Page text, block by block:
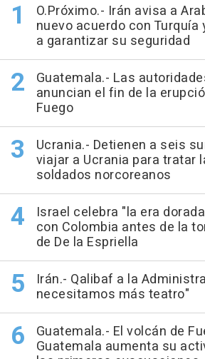
O.Próximo.- Irán avisa a
nuevo acuerdo con Turquía
a garantizar su seguridad
Guatemala.- Las
anuncian el fin de la
Fuego
Ucrania.- Detienen a seis
viajar a Ucrania para tratar
soldados norcoreanos
Israel celebra "la era
con Colombia antes de la
de De la Espriella
Irán.- Qalibaf a la
necesitamos más teatro"
Guatemala.- El volcán de
Guatemala aumenta su